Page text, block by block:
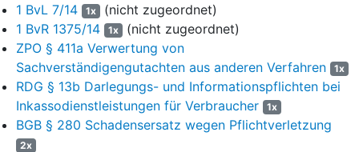
Gründe
I.
1.
1
Die Klägerin macht aus abgetretenem Recht
Schadensersatzansprüche von Sägewerksunternehmen
wegen des Bezugs von Rundholz im Zeitraum vom 09.03.1978
1 BvL 7/14 1x (nicht zugeordnet)
1 BvR 1375/14
1x (nicht zugeordnet)
ZPO § 411a Verwertung von
Sachverständigengutachten aus anderen Verfahren
1x
RDG § 13b Darlegungs- und Informationspflichten bei
Inkassodienstleistungen für Verbraucher
1x
BGB § 280 Schadensersatz wegen Pflichtverletzung
2x